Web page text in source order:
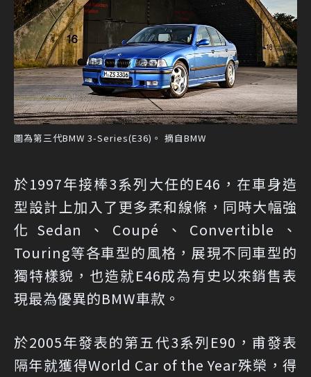
圖為第三代BMW 3-Series(E36)。 摘自BMW
於1997年接棒3系列大任的E46，在車身造
型設計上加入了更多柔和線條，同時大幅強
化Sedan、Coupé、Convertible、
Touring等各車型的風格，展現不同車型的
獨特樣貌，也造就E46成為有史以來銷售表
現最為優異的BMW車款。
於2005年發表的第五代3系列E90，甫發表
隔年就獲得World Car of the Year殊榮，得